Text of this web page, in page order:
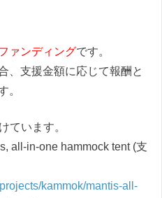
ァンディングです。
、支援金額に応じて報酬と
。
ています。
all-in-one hammock tent (支
kammok/mantis-all-